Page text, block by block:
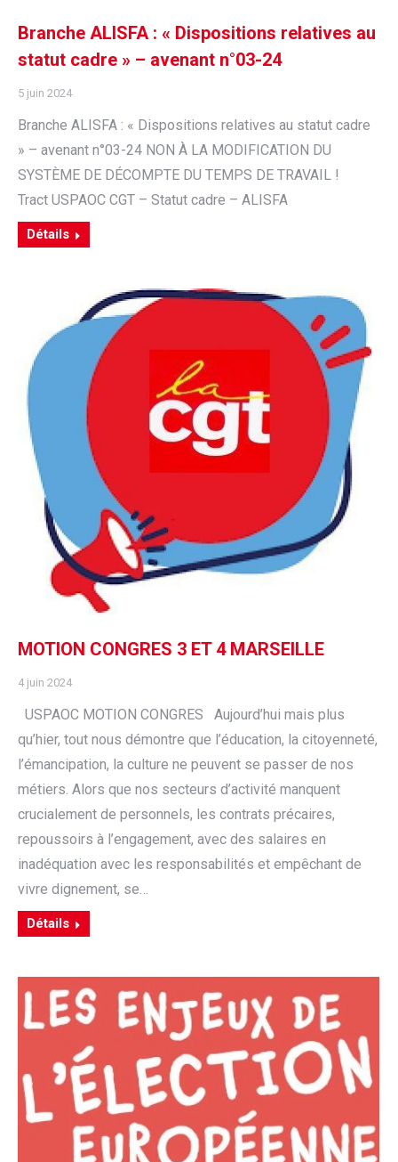
Branche ALISFA : « Dispositions relatives au
statut cadre » – avenant n°03-24
5 juin 2024
Branche ALISFA : « Dispositions relatives au statut cadre
» – avenant n°03-24 NON À LA MODIFICATION DU
SYSTÈME DE DÉCOMPTE DU TEMPS DE TRAVAIL !
Tract USPAOC CGT – Statut cadre – ALISFA
Détails
MOTION CONGRES 3 ET 4 MARSEILLE
4 juin 2024
USPAOC MOTION CONGRES Aujourd’hui mais plus
qu’hier, tout nous démontre que l’éducation, la citoyenneté,
l’émancipation, la culture ne peuvent se passer de nos
métiers. Alors que nos secteurs d’activité manquent
crucialement de personnels, les contrats précaires,
repoussoirs à l’engagement, avec des salaires en
inadéquation avec les responsabilités et empêchant de
vivre dignement, se…
Détails